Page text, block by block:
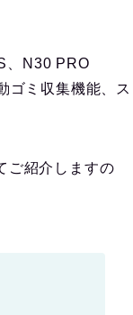
、N30 PRO
ゴミ収集機能、ス
ご紹介しますの